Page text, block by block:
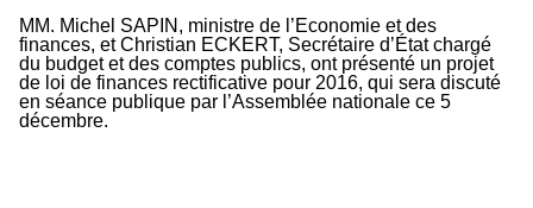
MM. Michel SAPIN, ministre de l’Economie et des
finances, et Christian ECKERT, Secrétaire d’État chargé
du budget et des comptes publics, ont présenté un projet
de loi de finances rectificative pour 2016, qui sera discuté
en séance publique par l’Assemblée nationale ce 5
décembre.